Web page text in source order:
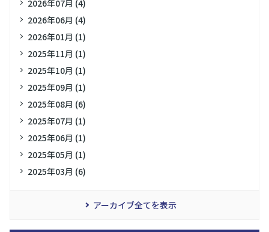
2026年07月 (4)
2026年06月 (4)
2026年01月 (1)
2025年11月 (1)
2025年10月 (1)
2025年09月 (1)
2025年08月 (6)
2025年07月 (1)
2025年06月 (1)
2025年05月 (1)
2025年03月 (6)
アーカイブ全てを表示